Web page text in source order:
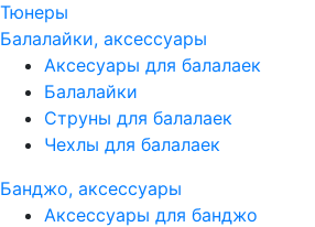
Тюнеры
Балалайки, аксессуары
Аксесуары для балалаек
Балалайки
Струны для балалаек
Чехлы для балалаек
Банджо, аксессуары
Аксессуары для банджо